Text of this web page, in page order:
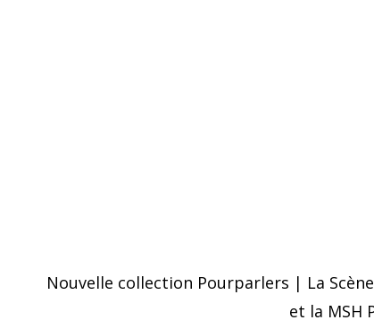
Nouvelle collection Pourparlers | La
et la MSH